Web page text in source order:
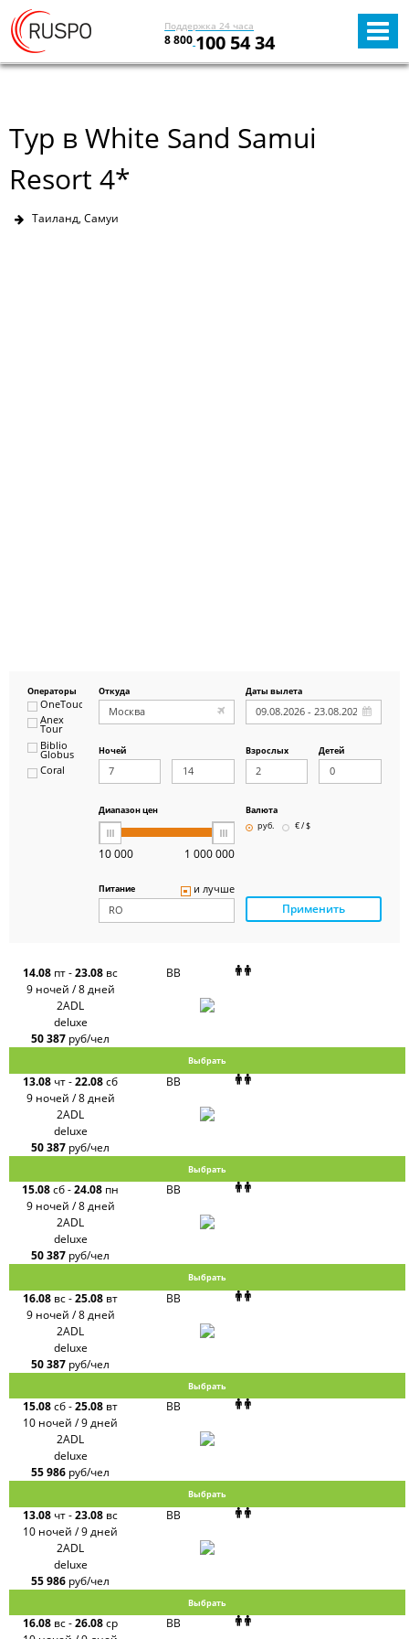
Поддержка 24 часа
8 800 100 54 34
Тур в White Sand Samui
Resort 4*
Таиланд, Самуи
Операторы
OneTouch&Travel
Anex
Tour
Biblio
Globus
Coral
Alean
Sunmar
PlanTravel
FUN&SUN
ex TUI
Крымская
Волна
Russian
Интурист
Travelata
Откуда Даты вылета
Ночей Взрослых Детей
Диапазон цен
10 000 1 000 000
Валюта
руб.
€ / $
Питание и лучше
Применить
14.08 пт-23.08 вс
9 ночей / 8 дней
BB
2ADL
deluxe
50 387 руб/чел
Выбрать
13.08 чт-22.08сб
9 ночей / 8 дней
BB
2ADL
deluxe
50 387 руб/чел
Выбрать
15.08сб-24.08 пн
9 ночей / 8 дней
BB
2ADL
deluxe
50 387 руб/чел
Выбрать
16.08 вс-25.08 вт
9 ночей / 8 дней
BB
2ADL
deluxe
50 387 руб/чел
Выбрать
15.08сб-25.08 вт
10 ночей / 9 дней
BB
2ADL
deluxe
55 986 руб/чел
Выбрать
13.08 чт-23.08 вс
10 ночей / 9 дней
BB
2ADL
deluxe
55 986 руб/чел
Выбрать
16.08 вс-26.08ср
BB